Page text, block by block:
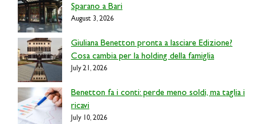
Sparano a Bari
August 3, 2026
Giuliana Benetton pronta a lasciare Edizione?
Cosa cambia per la holding della famiglia
July 21, 2026
Benetton fa i conti: perde meno soldi, ma taglia i
ricavi
July 10, 2026